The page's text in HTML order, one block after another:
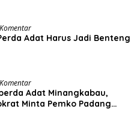
Adat Harus Jadi Benteng
Adat Minangkabau,
Minta Pemko Padang